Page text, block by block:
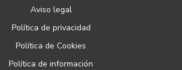
Aviso legal
Política de privacidad
Política de Cookies
Política de información